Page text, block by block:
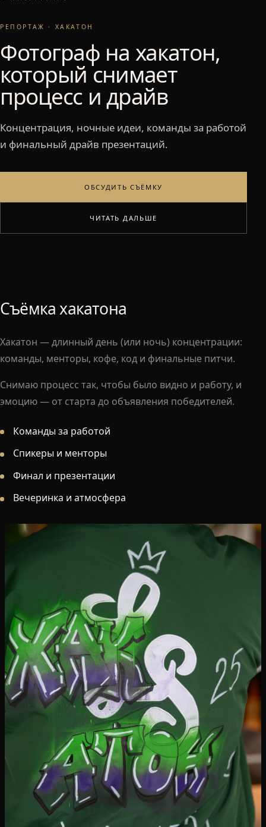
РЕПОРТАЖ · ХАКАТОН
Фотограф на хакатон,
который снимает
процесс и драйв
Концентрация, ночные идеи, команды за работой
и финальный драйв презентаций.
ОБСУДИТЬ СЪЁМКУ
ЧИТАТЬ ДАЛЬШЕ
Съёмка хакатона
Хакатон — длинный день (или ночь) концентрации:
команды, менторы, кофе, код и финальные питчи.
Снимаю процесс так, чтобы было видно и работу, и
эмоцию — от старта до объявления победителей.
Команды за работой
Спикеры и менторы
Финал и презентации
Вечеринка и атмосфера